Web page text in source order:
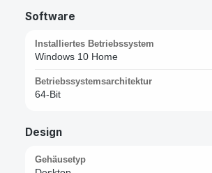
Software
Installiertes Betriebssystem
Windows 10 Home
Betriebssystemsarchitektur
64-Bit
Design
Gehäusetyp